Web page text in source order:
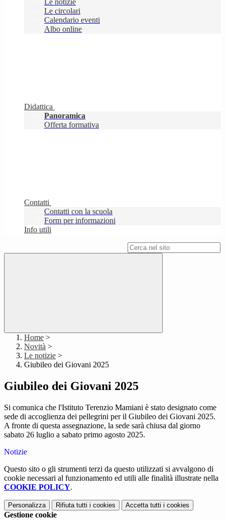
Le notizie
Le circolari
Calendario eventi
Albo online
Didattica
Panoramica
Offerta formativa
Contatti
Contatti con la scuola
Form per informazioni
Info utili
Home >
Novità >
Le notizie >
Giubileo dei Giovani 2025
Giubileo dei Giovani 2025
Si comunica che l'Istituto Terenzio Mamiani è stato designato come
sede di accoglienza dei pellegrini per il Giubileo dei Giovani 2025.
A fronte di questa assegnazione, la sede sarà chiusa dal giorno
sabato 26 luglio a sabato primo agosto 2025.
Notizie
Questo sito o gli strumenti terzi da questo utilizzati si avvalgono di
cookie necessari al funzionamento ed utili alle finalità illustrate nella
COOKIE POLICY.
Personalizza Rifiuta tutti i cookies Accetta tutti i cookies
Gestione cookie